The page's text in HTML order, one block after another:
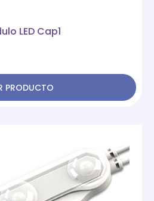
LED Cap1
PRODUCTO